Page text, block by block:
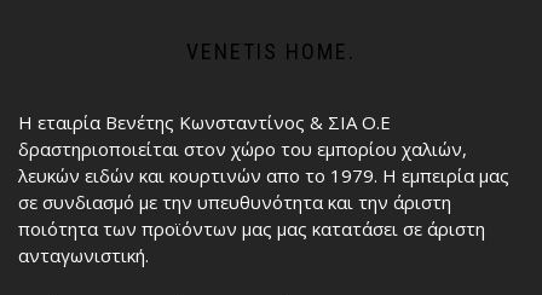
VENETIS HOME.
Η εταιρία Βενέτης Κωνσταντίνος & ΣΙΑ Ο.Ε
δραστηριοποιείται στον χώρο του εμπορίου χαλιών,
λευκών ειδών και κουρτινών απο το 1979. Η εμπειρία μας
σε συνδιασμό με την υπευθυνότητα και την άριστη
ποιότητα των προϊόντων μας μας κατατάσει σε άριστη
ανταγωνιστική.